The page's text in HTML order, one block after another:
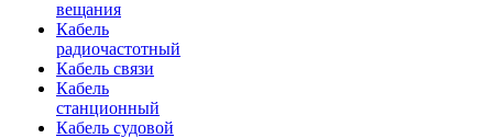
вещания
Кабель
радиочастотный
Кабель связи
Кабель
станционный
Кабель судовой